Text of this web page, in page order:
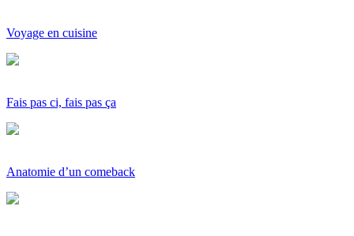
Voyage en cuisine
Fais pas ci, fais pas ça
Anatomie d’un comeback